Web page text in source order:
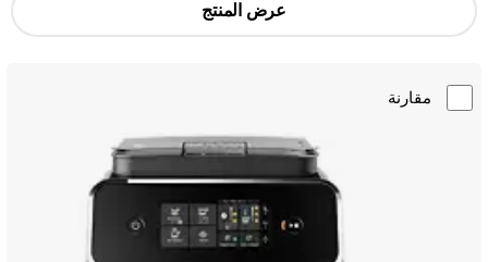
عرض المنتج
مقارنة